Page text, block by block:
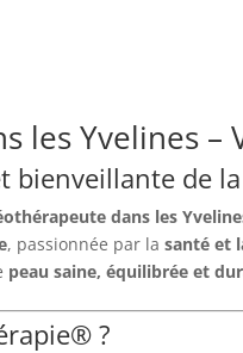
les Yvelines –
bienveillante de
dans les
, passionnée par lasanté et
peau saine, équilibrée et
?